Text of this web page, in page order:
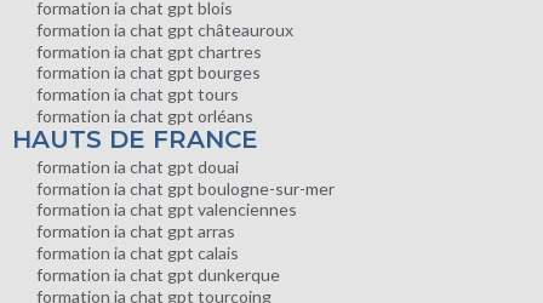
formation ia chat gpt blois
formation ia chat gpt châteauroux
formation ia chat gpt chartres
formation ia chat gpt bourges
formation ia chat gpt tours
formation ia chat gpt orléans
HAUTS DE FRANCE
formation ia chat gpt douai
formation ia chat gpt boulogne-sur-mer
formation ia chat gpt valenciennes
formation ia chat gpt arras
formation ia chat gpt calais
formation ia chat gpt dunkerque
formation ia chat gpt tourcoing